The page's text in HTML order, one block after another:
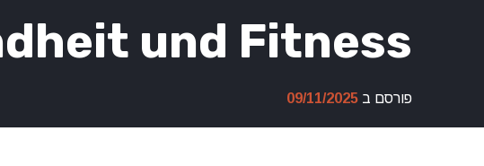
und Fitness
פורסם ב 09/11/2025